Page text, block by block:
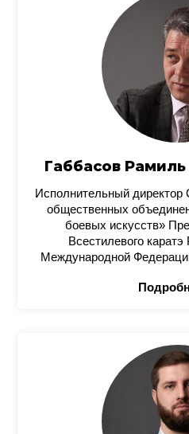
Габбасов
Исполнительный директор
общественных
боевых искусств»
Всестилевого
Международной